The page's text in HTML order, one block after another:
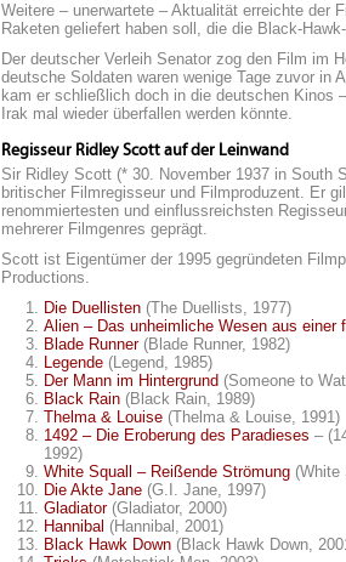
Weitere – unerwartete – Aktualität erreichte der
Raketen geliefert haben soll, die die Black-
Der deutscher Verleih Senator zog den Film im
deutsche Soldaten waren wenige Tage zuvor in
kam er schließlich doch in die deutschen Kinos
Irak mal wieder überfallen werden könnte.
Regisseur Ridley Scott auf der Leinwand
Sir Ridley Scott (* 30. November 1937 in South
britischer Filmregisseur und Filmproduzent. Er
renommiertesten und einflussreichsten
mehrerer Filmgenres geprägt.
Scott ist Eigentümer der 1995 gegründeten
Productions.
Die Duellisten (The Duellists, 1977)
Alien – Das unheimliche Wesen aus einer
Blade Runner(Blade Runner, 1982)
Legende (Legend, 1985)
Der Mann im Hintergrund (Someone to
Black Rain (Black Rain, 1989)
Thelma & Louise (Thelma & Louise, 1991)
1492 – Die Eroberung des Paradieses –
1992)
White Squall – Reißende Strömung (White
Die Akte Jane (G.I. Jane, 1997)
Gladiator(Gladiator, 2000)
Hannibal (Hannibal, 2001)
Black Hawk Down (Black Hawk Down,